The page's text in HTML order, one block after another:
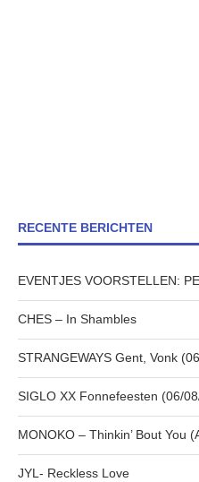
RECENTE BERICHTEN
EVENTJES VOORSTELLEN:
CHES – In Shambles
STRANGEWAYS Gent, Vonk
SIGLO XX Fonnefeesten (06/
MONOKO – Thinkin’ Bout You
JYL- Reckless Love